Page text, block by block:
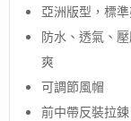
Face]W
CARTO
TRICLIMATE
JACKET
-
AP
亞洲版型，標
防水、透氣、
爽
可調節風帽
前中帶反裝拉